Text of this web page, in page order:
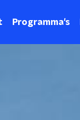
Programma's